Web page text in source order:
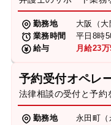
勤務地
大阪（大
業務時間
平日8時
給与
月給23
予約受付オペレ
法律相談の受付と予約
勤務地
永田町（